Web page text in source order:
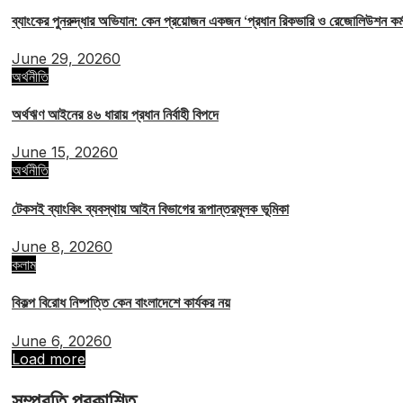
ব্যাংকের পুনরুদ্ধার অভিযান: কেন প্রয়োজন একজন ‘প্রধান রিকভারি ও রেজোলিউশন
June 29, 20260
অর্থনীতি
অর্থঋণ আইনের ৪৬ ধারায় প্রধান নির্বাহী বিপদে
June 15, 20260
অর্থনীতি
টেকসই ব্যাংকিং ব্যবস্থায় আইন বিভাগের রূপান্তরমূলক ভূমিকা
June 8, 20260
কলাম
বিকল্প বিরোধ নিষ্পত্তি কেন বাংলাদেশে কার্যকর নয়
June 6, 20260
Load more